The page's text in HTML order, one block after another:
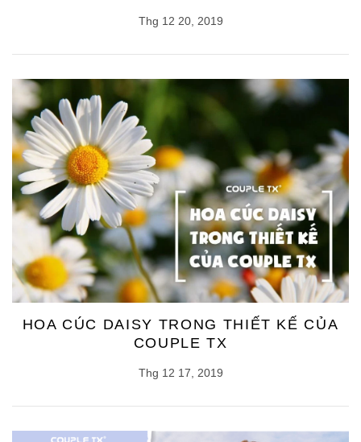
Thg 12 20, 2019
HOA CÚC DAISY TRONG THIẾT KẾ CỦA
COUPLE TX
Thg 12 17, 2019